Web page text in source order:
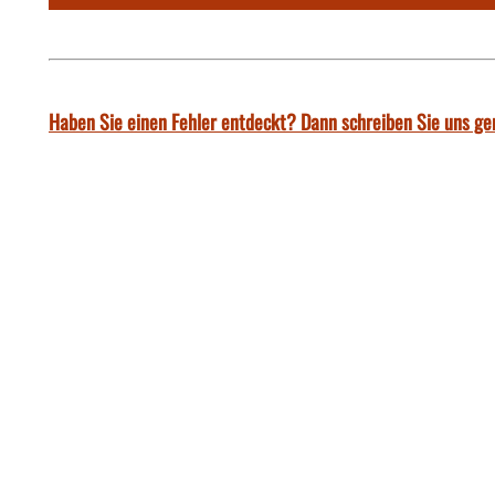
Haben Sie einen Fehler entdeckt? Dann schreiben Sie uns